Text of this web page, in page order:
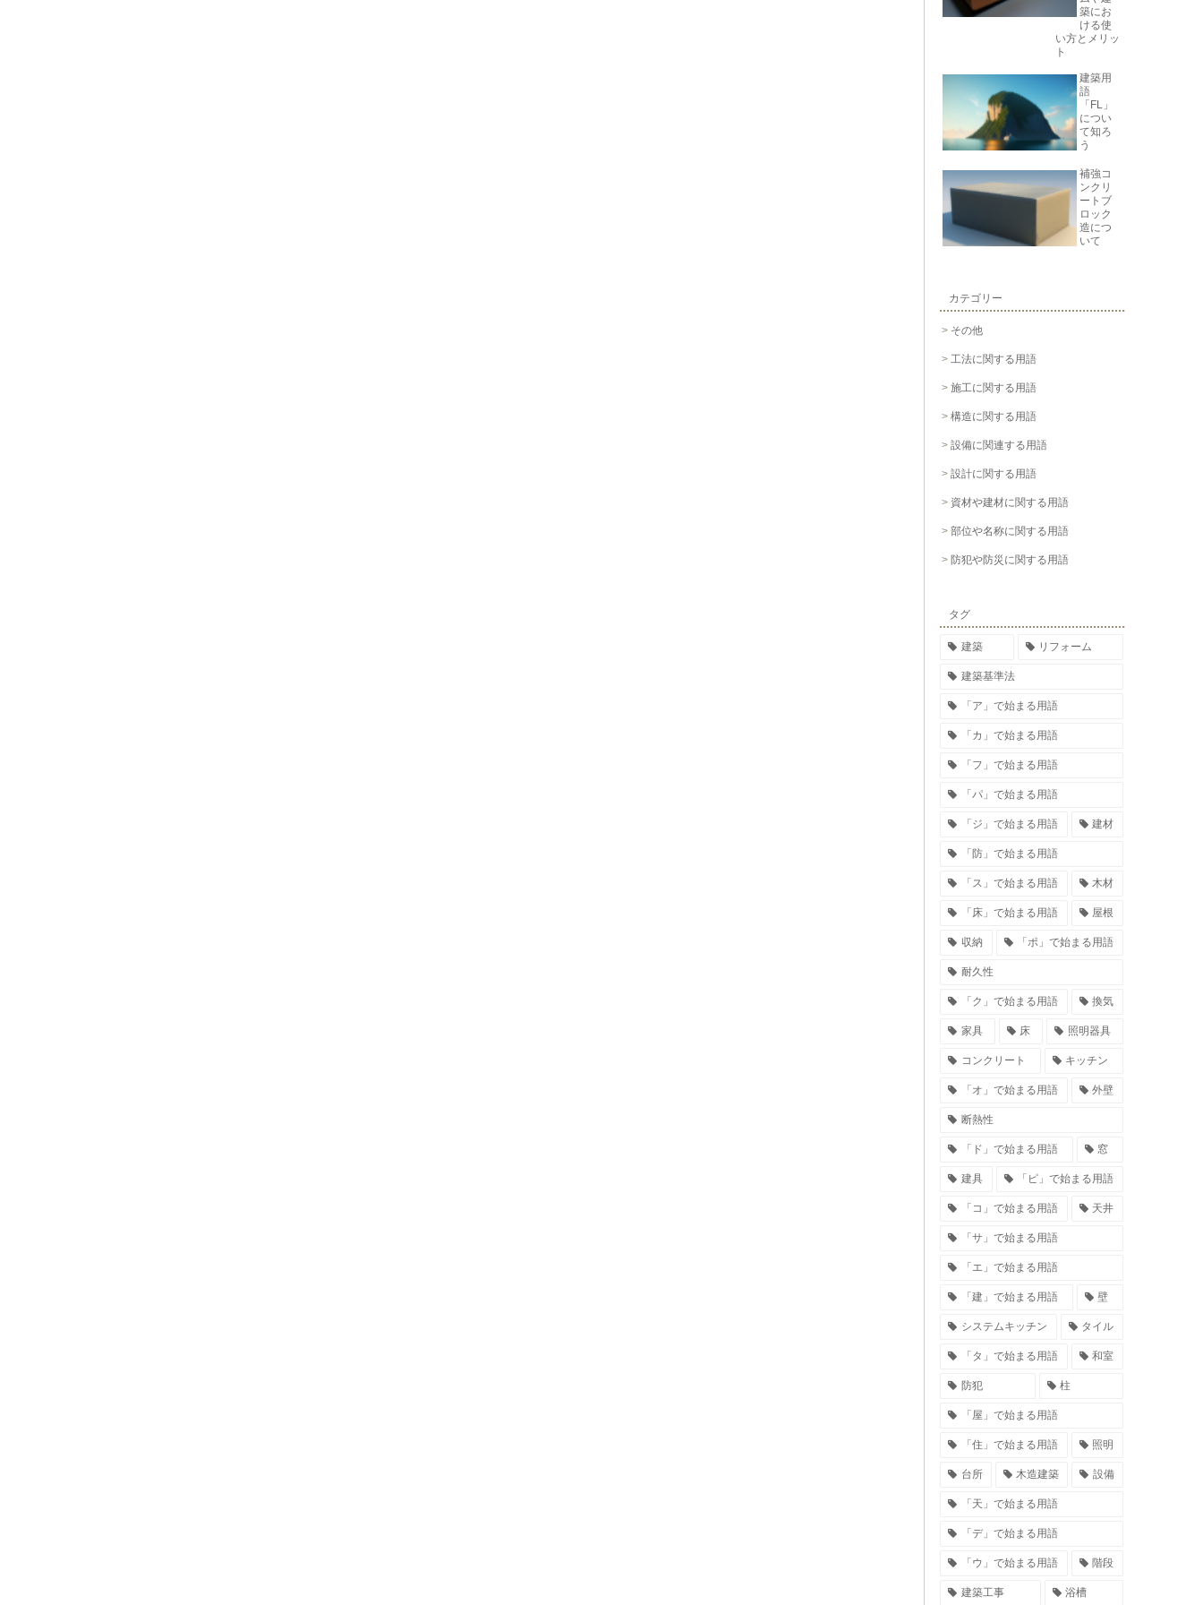
築にお
ける使
い方とメリッ
ト
建築用
語
「FL」
につい
て知ろ
う
補強コ
ンクリ
ートブ
ロック
造につ
いて
カテゴリー
その他
工法に関する用語
施工に関する用語
構造に関する用語
設備に関連する用語
設計に関する用語
資材や建材に関する用語
部位や名称に関する用語
防犯や防災に関する用語
タグ
建築 リフォーム
建築基準法
「ア」で始まる用語
「カ」で始まる用語
「フ」で始まる用語
「パ」で始まる用語
「ジ」で始まる用語 建材
「防」で始まる用語
「ス」で始まる用語 木材
「床」で始まる用語 屋根
収納 「ポ」で始まる用語
耐久性
「ク」で始まる用語 換気
家具 床 照明器具
コンクリート キッチン
「オ」で始まる用語 外壁
断熱性
「ド」で始まる用語 窓
建具 「ピ」で始まる用語
「コ」で始まる用語 天井
「サ」で始まる用語
「エ」で始まる用語
「建」で始まる用語 壁
システムキッチン タイル
「タ」で始まる用語 和室
防犯 柱
「屋」で始まる用語
「住」で始まる用語 照明
台所 木造建築 設備
「天」で始まる用語
「デ」で始まる用語
「ウ」で始まる用語 階段
建築工事 浴槽